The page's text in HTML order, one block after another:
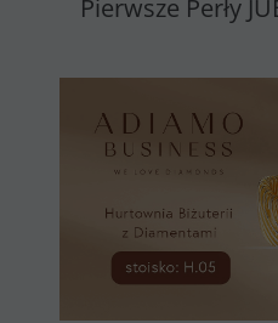
Pierwsze Perły